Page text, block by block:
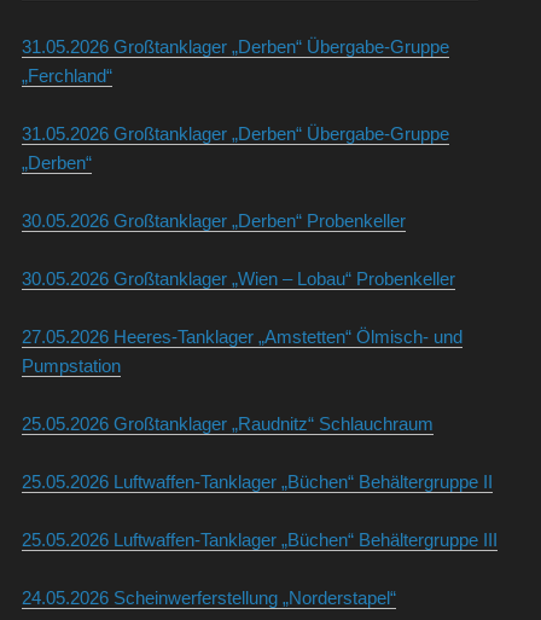
31.05.2026 Großtanklager „Derben“ Übergabe-Gruppe
„Ferchland“
31.05.2026 Großtanklager „Derben“ Übergabe-Gruppe
„Derben“
30.05.2026 Großtanklager „Derben“ Probenkeller
30.05.2026 Großtanklager „Wien – Lobau“ Probenkeller
27.05.2026 Heeres-Tanklager „Amstetten“ Ölmisch- und
Pumpstation
25.05.2026 Großtanklager „Raudnitz“ Schlauchraum
25.05.2026 Luftwaffen-Tanklager „Büchen“ Behältergruppe II
25.05.2026 Luftwaffen-Tanklager „Büchen“ Behältergruppe III
24.05.2026 Scheinwerferstellung „Norderstapel“